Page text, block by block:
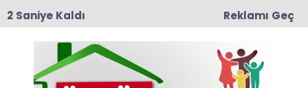
Meliha Üstün Vefat Etti
Reklamı Geç
1 Saniye Kaldı